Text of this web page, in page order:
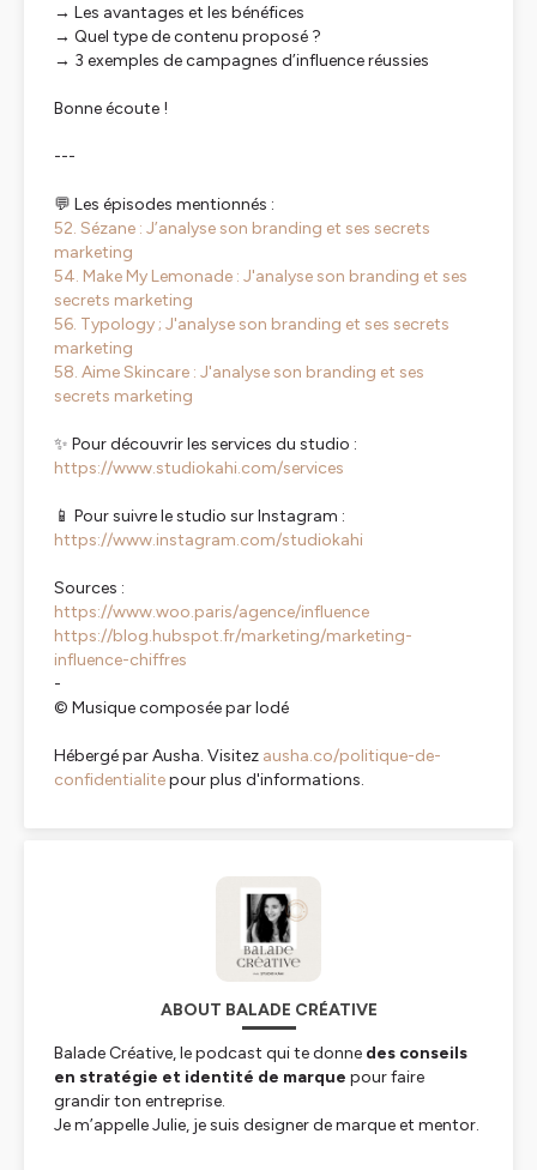
→ Les avantages et les bénéfices
→ Quel type de contenu proposé ?
→ 3 exemples de campagnes d’influence réussies
Bonne écoute !
---
💬 Les épisodes mentionnés :
52. Sézane : J’analyse son branding et ses secrets
marketing
54. Make My Lemonade : J'analyse son branding et ses
secrets marketing
56. Typology ; J'analyse son branding et ses secrets
marketing
58. Aime Skincare : J'analyse son branding et ses
secrets marketing
✨ Pour découvrir les services du studio :
https://www.studiokahi.com/services
📱 Pour suivre le studio sur Instagram :
https://www.instagram.com/studiokahi
Sources :
https://www.woo.paris/agence/influence
https://blog.hubspot.fr/marketing/marketing-
influence-chiffres
-
© Musique composée par Iodé
Hébergé par Ausha. Visitez ausha.co/politique-de-
confidentialitepour plus d'informations.
ABOUT BALADE CRÉATIVE
Balade Créative, le podcast qui te donne des conseils
en stratégie et identité de marque pour faire
grandir ton entreprise.
Je m’appelle Julie, je suis designer de marque et mentor.